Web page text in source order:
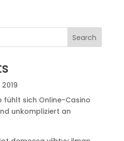
Search
fühlt sich Online-Casino
unkompliziert an